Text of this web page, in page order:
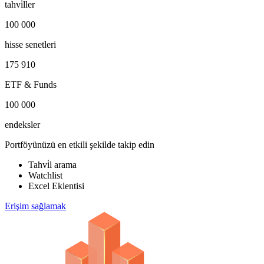
tahvi̇ller
100 000
hisse senetleri
175 910
ETF & Funds
100 000
endeksler
Portföyünüzü en etkili şekilde takip edin
Tahvi̇l arama
Watchlist
Excel Eklentisi
Erişim sağlamak